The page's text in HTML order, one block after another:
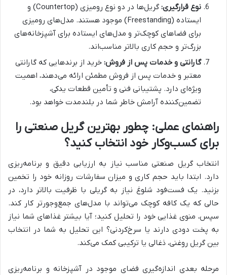
نوع قرارگیری:
گریل‌ها در دو نوع رومیزی (Countertop) و
ایستاده (Freestanding) موجود هستند. مدل‌های رومیزی
برای فضاهای کوچک‌تر و مدل‌های ایستاده برای آشپزخانه‌های
بزرگ‌تر و حجم کاری بالاتر مناسب‌اند.
گارانتی و خدمات پس از فروش: خرید از برندهایی که گارانتی
معتبر و خدمات پس از فروش مطمئن ارائه می‌دهند، اهمیت
ویژه‌ای دارد. پشتیبانی فنی و تأمین قطعات یدکی،
تضمین‌کننده آرامش خاطر شما در بلندمدت خواهد بود.
راهنمای عملی: چطور بهترین گریل صنعتی را
برای کسب‌وکار خود انتخاب کنید؟
انتخاب گریل صنعتی مناسب نیاز به ارزیابی دقیق و برنامه‌ریزی
دارد. ابتدا باید حجم کاری و میزان سفارشات روزانه خود را تخمین
بزنید. یک فست‌فود شلوغ نیاز به گریلی با ظرفیت بالاتر دارد، در
حالی که یک کافه کوچک می‌تواند با مدل‌های جمع‌وجورتر کار کند.
سپس، منوی غذایی خود را تحلیل کنید؛ آیا بیشتر غذاهای شما نیاز
به پخت دودی دارند یا سرخ‌کردنی؟ این تحلیل به شما در انتخاب
بین گریل روغنی، ذغالی یا ترکیبی کمک می‌کند.
مرحله بعدی اندازه‌گیری فضای موجود در آشپزخانه و برنامه‌ریزی